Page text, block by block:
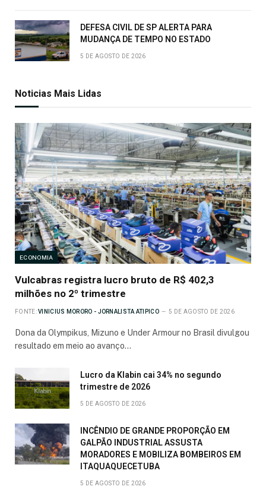
DEFESA CIVIL DE SP ALERTA PARA
MUDANÇA DE TEMPO NO ESTADO
5 DE AGOSTO DE 2026
Noticias Mais Lidas
ECONOMIA
Vulcabras registra lucro bruto de R$ 402,3
milhões no 2º trimestre
FONTE: VINICIUS MORORO - JORNALISTA ATIPICO 5 DE AGOSTO DE 2026
Dona da Olympikus, Mizuno e Under Armour no Brasil divulgou
resultado em meio ao avanço…
Lucro da Klabin cai 34% no segundo
trimestre de 2026
5 DE AGOSTO DE 2026
INCÊNDIO DE GRANDE PROPORÇÃO EM
GALPÃO INDUSTRIAL ASSUSTA
MORADORES E MOBILIZA BOMBEIROS EM
ITAQUAQUECETUBA
5 DE AGOSTO DE 2026